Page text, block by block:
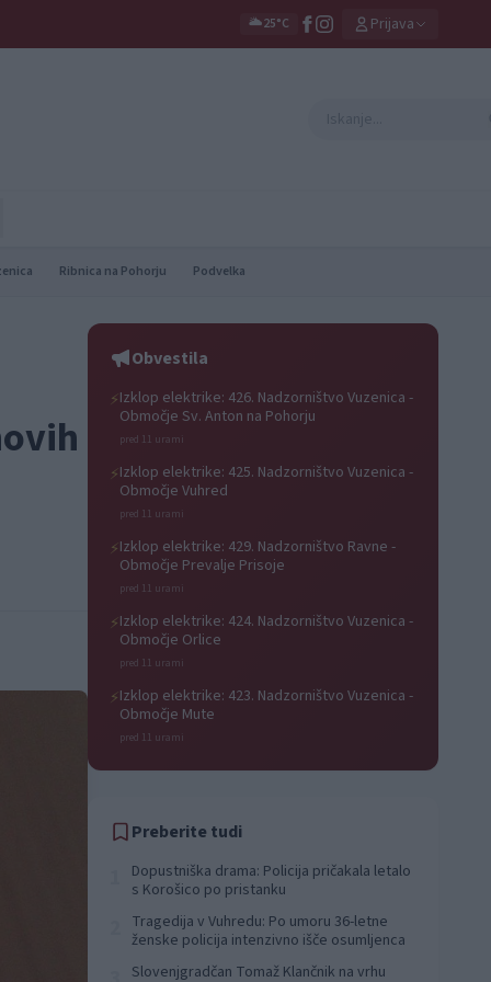
🌥️25°C Prijava
Ribnica na Pohorju Podvelka
Obvestila
⚡Izklop elektrike: 426. Nadzorništvo Vuzenica -
Območje Sv. Anton na Pohorju
pred 11 urami
⚡Izklop elektrike: 425. Nadzorništvo Vuzenica -
Območje Vuhred
pred 11 urami
⚡Izklop elektrike: 429. Nadzorništvo Ravne -
Območje Prevalje Prisoje
pred 11 urami
⚡Izklop elektrike: 424. Nadzorništvo Vuzenica -
Območje Orlice
pred 11 urami
⚡Izklop elektrike: 423. Nadzorništvo Vuzenica -
Območje Mute
pred 11 urami
Preberite tudi
Dopustniška drama: Policija pričakala letalo
s Korošico po pristanku
Tragedija v Vuhredu: Po umoru 36-letne
ženske policija intenzivno išče osumljenca
Slovenjgradčan Tomaž Klančnik na vrhu